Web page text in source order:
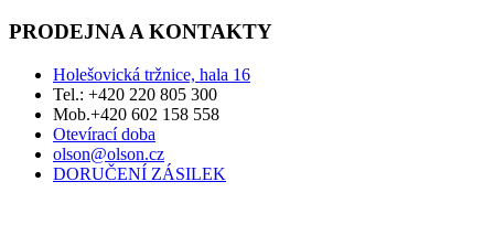
PRODEJNA A KONTAKTY
Holešovická tržnice, hala 16
Tel.: +420 220 805 300
Mob.+420 602 158 558
Otevírací doba
olson@olson.cz
DORUČENÍ ZÁSILEK